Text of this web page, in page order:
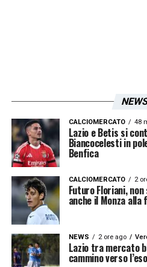
CALCIOMERCATO 48
Lazio e Betis si
Biancocelesti in
Benfica
CALCIOMERCATO 2
Futuro Floriani,
anche il Monza
NEWS 2 ore ago
Lazio tra mercato
cammino verso